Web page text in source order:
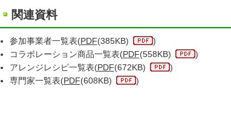
関連資料
参加事業者一覧表(PDF(385KB)
)
コラボレーション商品一覧表(PDF(558KB)
)
アレンジレシピ一覧表(PDF(672KB)
)
専門家一覧表(PDF(608KB) )